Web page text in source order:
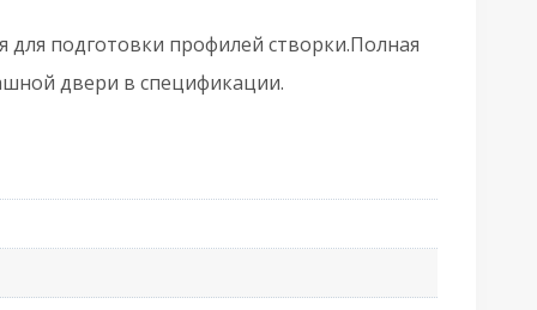
для подготовки профилей створки.Полная
двери в спецификации.